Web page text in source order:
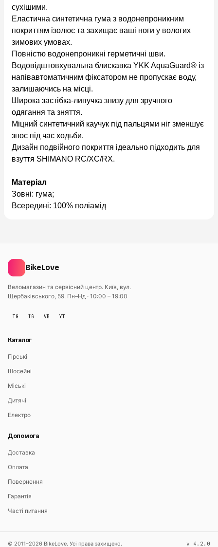
сухішими.
Еластична синтетична гума з водонепроникним
покриттям ізолює та захищає ваші ноги у вологих
зимових умовах.
Повністю водонепроникні герметичні шви.
Водовідштовхувальна блискавка YKK AquaGuard® із
напівавтоматичним фіксатором не пропускає воду,
залишаючись на місці.
Широка застібка-липучка знизу для зручного
одягання та зняття.
Міцний синтетичний каучук під пальцями ніг зменшує
знос під час ходьби.
Дизайн подвійного покриття ідеально підходить для
взуття SHIMANO RC/XC/RX.
Матеріал
Зовні: гума;
Всередині: 100% поліамід
BikeLove
Веломагазин та сервісний центр. Київ, вул.
Щербаківського, 59. Пн–Нд · 10:00 – 19:00
TG IG VB YT
Каталог
Гірські
Шосейні
Міські
Дитячі
Електро
Допомога
Доставка
Оплата
Повернення
Гарантія
Часті питання
© 2011–2026 BikeLove. Усі права захищено. v 4.2.0